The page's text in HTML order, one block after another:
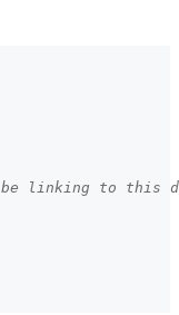
linking to this